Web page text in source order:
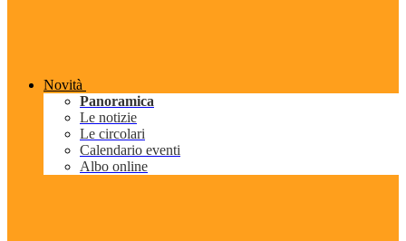
Novità
Panoramica
Le notizie
Le circolari
Calendario eventi
Albo online